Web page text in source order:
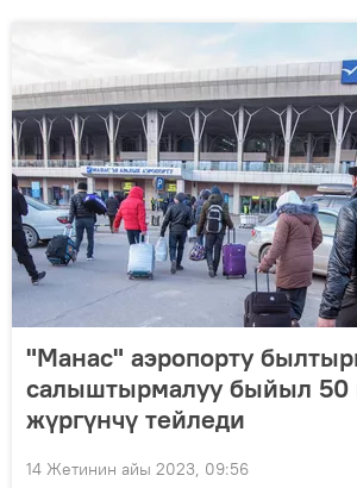
"Манас" аэропорту
салыштырмалуу быйыл 50
жүргүнчү тейледи
14 Жетинин айы 2023, 09:56